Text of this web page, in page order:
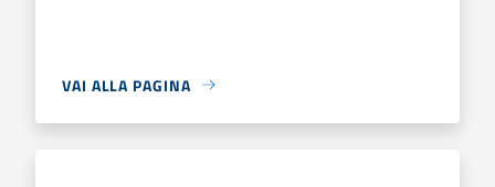
VAI ALLA PAGINA